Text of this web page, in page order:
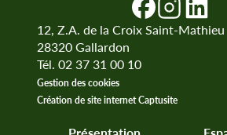
12, Z.A. de la Croix Saint-Mathieu
28320Gallardon
Tél. 02 37 31 00 10
Gestion des cookies
Création de site internet Captusite